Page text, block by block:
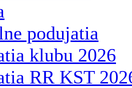
podujatia
klubu 2026
RR KST